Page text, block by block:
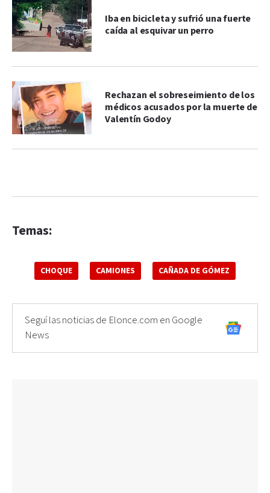
Iba en bicicleta y sufrió una fuerte
caída al esquivar un perro
Rechazan el sobreseimiento de los
médicos acusados por la muerte de
Valentín Godoy
Temas:
CHOQUE CAMIONES CAÑADA DE GÓMEZ
Seguí las noticias de Elonce.com en Google
News